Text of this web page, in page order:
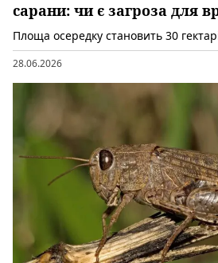
сарани: чи є загроза для
Площа осередку становить 30
28.06.2026